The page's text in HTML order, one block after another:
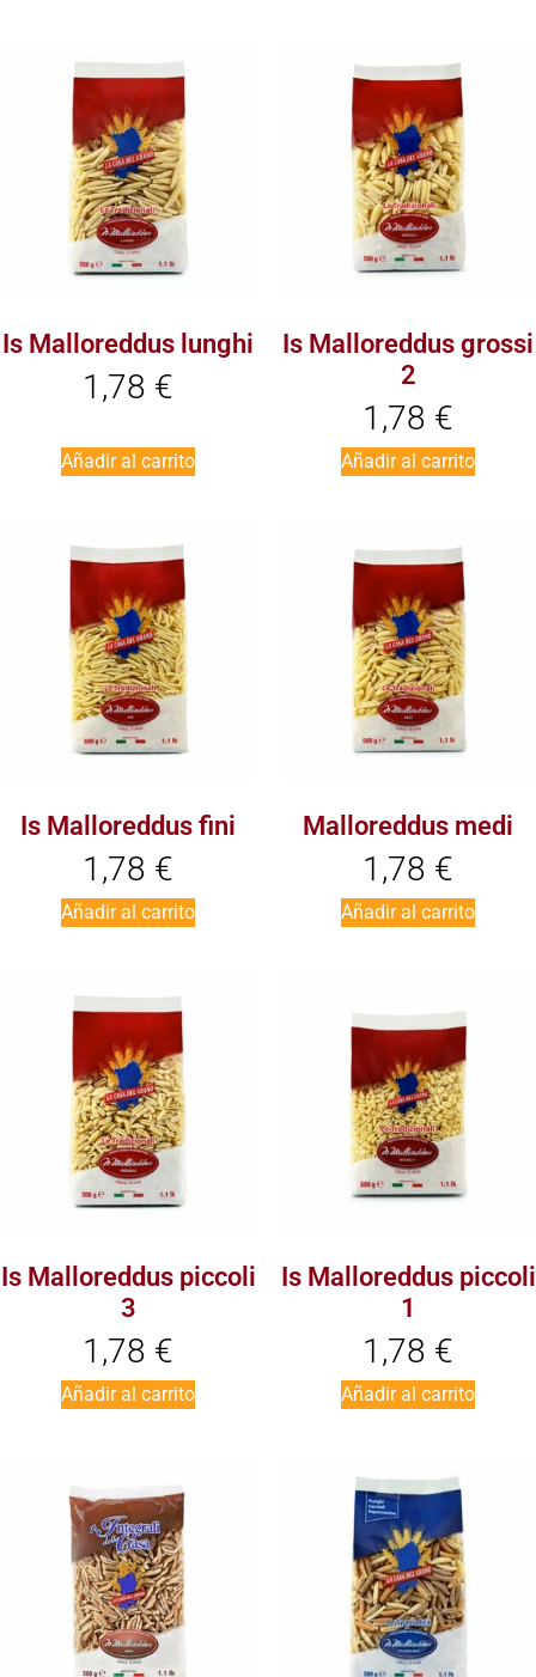
Is Malloreddus lunghi
1,78 €
Añadir al carrito
Is Malloreddus grossi
2
1,78 €
Añadir al carrito
Is Malloreddus fini
1,78 €
Añadir al carrito
Malloreddus medi
1,78 €
Añadir al carrito
Is Malloreddus piccoli
3
1,78 €
Añadir al carrito
Is Malloreddus piccoli
1
1,78 €
Añadir al carrito